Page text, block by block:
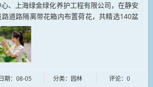
、上海绿金绿化养护工程有限公司，在静安
路道路隔离带花箱内布置荷花，共精选140盆
造70组街头花箱荷景。据悉，这是三方在
闸...
日期：08-05 分类：园林 评论：0